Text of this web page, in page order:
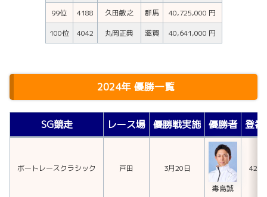
99位
4188 久田敏之 群馬
40,725,000 円
100位
4042 丸岡正典 滋賀 40,641,000 円
2024年 優勝一覧
SG競走 レース場 優勝戦実施 優勝者 登
ボートレースクラシック 戸田 3月20日
毒島誠